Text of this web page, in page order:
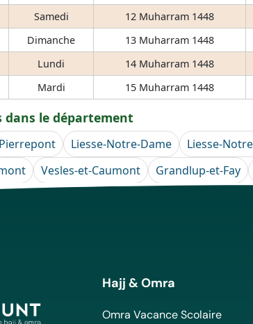
Samedi 12 Muharram 1448
Dimanche 13 Muharram 1448
Lundi 14 Muharram 1448
Mardi 15 Muharram 1448
dans le département
Pierrepont Liesse-Notre-Dame Liesse-
Vesles-et-Caumont Grandlup-et-Fay
Hajj & Omra
Omra Vacance Scolaire